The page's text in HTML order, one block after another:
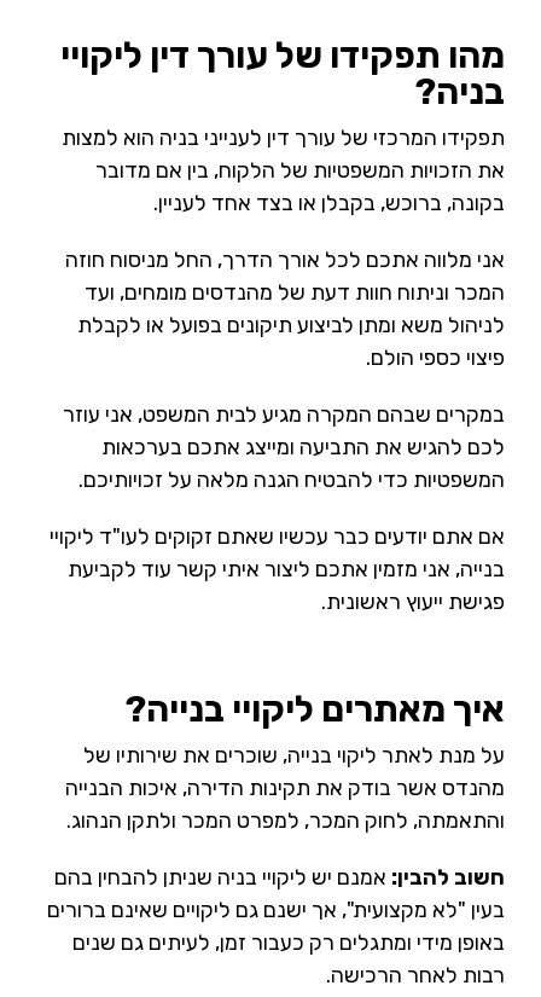
מהו תפקידו של עורך דין ליקויי
בניה?
תפקידו המרכזי של עורך דין לענייני בניה הוא למצות
את הזכויות המשפטיות של הלקוח, בין אם מדובר
בקונה, ברוכש, בקבלן או בצד אחד לעניין.
אני מלווה אתכם לכל אורך הדרך, החל מניסוח חוזה
המכר וניתוח חוות דעת של מהנדסים מומחים, ועד
לניהול משא ומתן לביצוע תיקונים בפועל או לקבלת
פיצוי כספי הולם.
במקרים שבהם המקרה מגיע לבית המשפט, אני עוזר
לכם להגיש את התביעה ומייצג אתכם בערכאות
המשפטיות כדי להבטיח הגנה מלאה על זכויותיכם.
אם אתם יודעים כבר עכשיו שאתם זקוקים לעו"ד ליקויי
בנייה, אני מזמין אתכם ליצור איתי קשר עוד לקביעת
פגישת ייעוץ ראשונית.
איך מאתרים ליקויי בנייה?
על מנת לאתר ליקוי בנייה, שוכרים את שירותיו של
מהנדס אשר בודק את תקינות הדירה, איכות הבנייה
והתאמתה, לחוק המכר, למפרט המכר ולתקן הנהוג.
חשוב להבין:אמנם יש ליקויי בניה שניתן להבחין בהם
בעין "לא מקצועית", אך ישנם גם ליקויים שאינם ברורים
באופן מידי ומתגלים רק כעבור זמן, לעיתים גם שנים
רבות לאחר הרכישה.